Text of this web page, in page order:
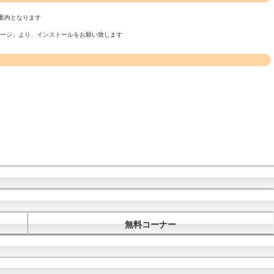
内となります
ジ」より、インストールをお願い致します
無料コーナー